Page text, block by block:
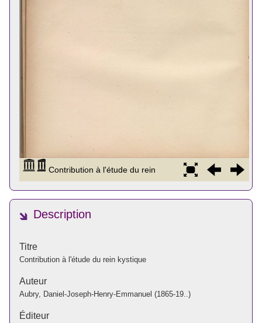
Description
Titre
Contribution à l'étude du rein kystique
Auteur
Aubry, Daniel-Joseph-Henry-Emmanuel (1865-19..)
Éditeur